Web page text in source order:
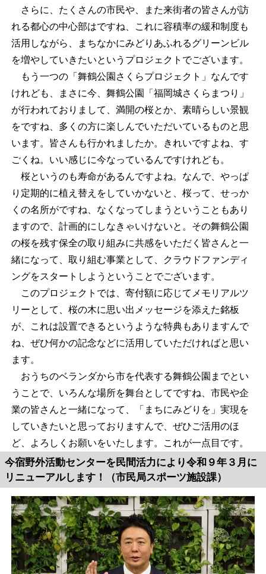
さらに、たくさんの市民や、また来街者の皆さんが訪
れる都心の中心部はですね、これに容積率の緩和制度も
活用しながら、まちなかにみどりあふれるグリーンビル
を増やしていきたいというプロジェクトでございます。
もう一つの「舞鶴公園さくらプロジェクト」なんです
けれども、まさに今、舞鶴公園「福岡城さくらまつり」
が行われておりまして、満開の桜とか、素晴らしい景観
をですね、多くの方に楽しんでいただいているものと思
います。皆さんも行かれましたか。きれいですよね、す
ごくね。いい感じに今なっているんですけれども。
桜というのも寿命があるんですよね。なんで、やっぱ
り定期的に植え替えをしていかないと、桜って、せっか
くの名所がですね、なくなってしまうということもあり
ますので、計画的にしなきゃいけないと。その舞鶴公園
の桜を残す保全の取り組みに共感をいただく皆さんと一
緒になって、取り組む事業として、クラウドファンディ
ングをスタートしようということでございます。
このプロジェクトでは、寄付額に応じてメモリアルツ
リーとして、桜の木に思い出メッセージを添えた銘板
が、これは設置できるというような特典もありますんで
ね、ぜひ何かの記念などに活用していただければと思い
ます。
おうちのベランダから市を代表する舞鶴公園までとい
うことで、いろんな場所を舞台としてですね、市民や企
業の皆さんと一緒になって、「まちにみどりを」実現を
していきたいと思っておりますんで、ぜひご活用のほ
ど、よろしくお願いをいたします。これが一点目です。
今宿野外活動センターを民間活力により令和９年３月に
リニューアルします！（市民局スポーツ施設課）